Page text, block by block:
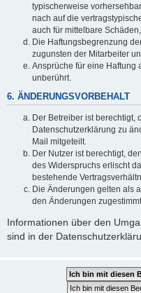
typischerweise
nach auf die
auch für mittelbare
Die Haftungsbegrenzung
zugunsten der Mitarbeiter
Ansprüche für eine Haftung
unberührt.
6. ÄNDERUNGSVORBEHALT
Der Betreiber ist berechtigt,
Datenschutzerklärung zu
Mail mitgeteilt.
Der Nutzer ist berechtigt,
des Widerspruchs erlischt
bestehende
Die Änderungen gelten als
den Änderungen
Informationen über den
sind in der